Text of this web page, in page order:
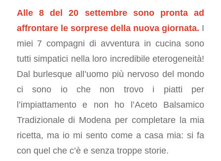
Alle 8 del 20 settembre sono pronta ad
affrontare le sorprese della nuova giornata. I
miei 7 compagni di avventura in cucina sono
tutti simpatici nella loro incredibile eterogeneità!
Dal burlesque all’uomo più nervoso del mondo
ci sono io che non trovo i piatti per
l’impiattamento e non ho l’Aceto Balsamico
Tradizionale di Modena per completare la mia
ricetta, ma io mi sento come a casa mia: si fa
con quel che c’è e senza troppe storie.